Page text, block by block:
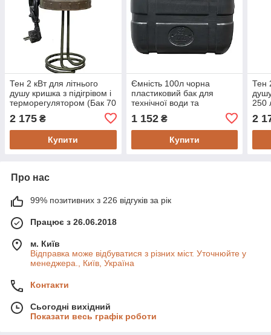
Тен 2 кВт для літнього
душу кришка з підігрівом і
терморегулятором (Бак 70
2 175 ₴
Купити
Ємність 100л чорна
пластиковий бак для
технічної води та
1 152₴
Купити
Тен
250
2
Про нас
99% позитивних з 226 відгуків за рік
Працює з 26.06.2018
м. Київ
Відправка може відбуватися з різних міст. Уточнюйте у
менеджера., Київ, Україна
Контакти
Сьогодні вихідний
Показати весь графік роботи